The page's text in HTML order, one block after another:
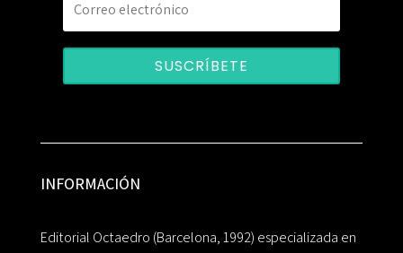
SUSCRÍBETE
INFORMACIÓN
Editorial Octaedro (Barcelona, 1992) especializada en